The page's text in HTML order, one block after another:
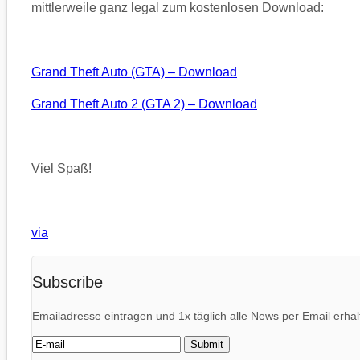
mittlerweile ganz legal zum kostenlosen Download:
Grand Theft Auto (GTA) – Download
Grand Theft Auto 2 (GTA 2) – Download
Viel Spaß!
via
Subscribe
Emailadresse eintragen und 1x täglich alle News per Email